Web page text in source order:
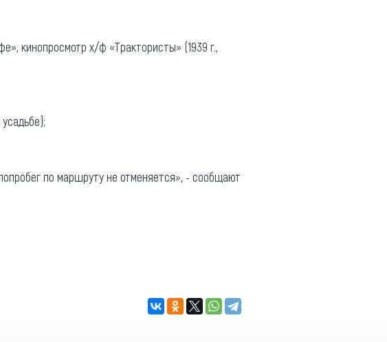
кинопросмотр х/ф «Трактористы» (1939 г.,
по маршруту не отменяется», - сообщают